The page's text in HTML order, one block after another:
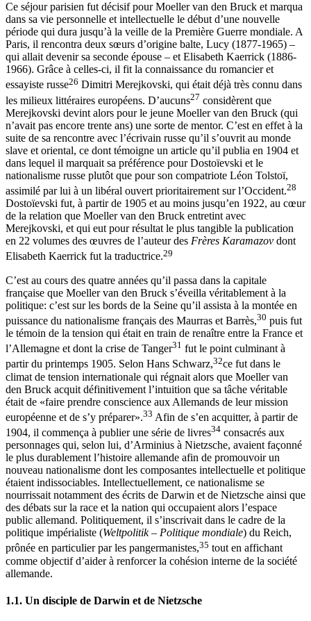
Ce séjour parisien fut décisif pour Moeller van den Bruck et marqua
dans sa vie personnelle et intellectuelle le début d’une nouvelle
période qui dura jusqu’à la veille de la Première Guerre mondiale. A
Paris, il rencontra deux sœurs d’origine balte, Lucy (1877-1965) –
qui allait devenir sa seconde épouse – et Elisabeth Kaerrick (1886-
1966). Grâce à celles-ci, il fit la connaissance du romancier et
essayiste russe26 Dimitri Merejkovski, qui était déjà très connu dans
les milieux littéraires européens. D’aucuns27 considèrent que
Merejkovski devint alors pour le jeune Moeller van den Bruck (qui
n’avait pas encore trente ans) une sorte de mentor. C’est en effet à la
suite de sa rencontre avec l’écrivain russe qu’il s’ouvrit au monde
slave et oriental, ce dont témoigne un article qu’il publia en 1904 et
dans lequel il marquait sa préférence pour Dostoïevski et le
nationalisme russe plutôt que pour son compatriote Léon Tolstoï,
assimilé par lui à un libéral ouvert prioritairement sur l’Occident.28
Dostoïevski fut, à partir de 1905 et au moins jusqu’en 1922, au cœur
de la relation que Moeller van den Bruck entretint avec
Merejkovski, et qui eut pour résultat le plus tangible la publication
en 22 volumes des œuvres de l’auteur des Frères Karamazov dont
Elisabeth Kaerrick fut la traductrice.29
C’est au cours des quatre années qu’il passa dans la capitale
française que Moeller van den Bruck s’éveilla véritablement à la
politique: c’est sur les bords de la Seine qu’il assista à la montée en
puissance du nationalisme français des Maurras et Barrès,30 puis fut
le témoin de la tension qui était en train de renaître entre la France et
l’Allemagne et dont la crise de Tanger31 fut le point culminant à
partir du printemps 1905. Selon Hans Schwarz,32ce fut dans le
climat de tension internationale qui régnait alors que Moeller van
den Bruck acquit définitivement l’intuition que sa tâche véritable
était de «faire prendre conscience aux Allemands de leur mission
européenne et de s’y préparer».33 Afin de s’en acquitter, à partir de
1904, il commença à publier une série de livres34 consacrés aux
personnages qui, selon lui, d’Arminius à Nietzsche, avaient façonné
le plus durablement l’histoire allemande afin de promouvoir un
nouveau nationalisme dont les composantes intellectuelle et politique
étaient indissociables. Intellectuellement, ce nationalisme se
nourrissait notamment des écrits de Darwin et de Nietzsche ainsi que
des débats sur la race et la nation qui occupaient alors l’espace
public allemand. Politiquement, il s’inscrivait dans le cadre de la
politique impérialiste (Weltpolitik– Politique mondiale) du Reich,
prônée en particulier par les pangermanistes,35 tout en affichant
comme objectif d’aider à renforcer la cohésion interne de la société
allemande.
1.1. Un disciple de Darwin et de Nietzsche